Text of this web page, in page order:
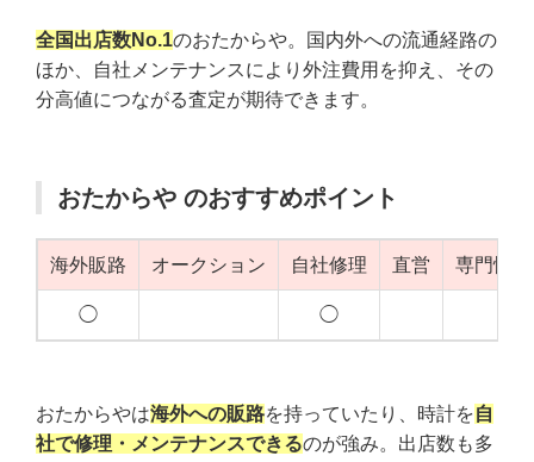
全国出店数No.1のおたからや。国内外への流通経路の
ほか、自社メンテナンスにより外注費用を抑え、その
分高値につながる査定が期待できます。
おたからや のおすすめポイント
海外販路 オークション 自社修理 直営 専門性
◯ ◯
おたからやは海外への販路を持っていたり、時計を自
社で修理・メンテナンスできるのが強み。出店数も多